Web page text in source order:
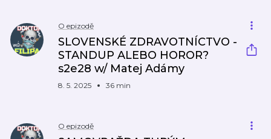
O epizodě
SLOVENSKÉ ZDRAVOTNÍCTVO -
STANDUP ALEBO HOROR?
s2e28 w/ Matej Adámy
8. 5. 2025 36 min
O epizodě